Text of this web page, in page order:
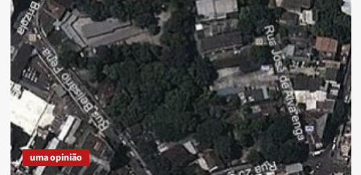
do
Plano
Municipal
de
Livro
e
Leitura
de
Duque
de
Caxias
uma opinião